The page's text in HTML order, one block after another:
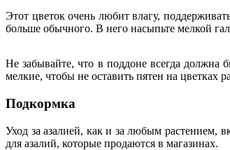
Этот цветок очень любит влагу,
больше обычного. В него насыпьте мелкой
Не забывайте, что в поддоне всегда должна
мелкие, чтобы не оставить пятен на цветках
Подкормка
Уход за азалией, как и за любым растением,
для азалий, которые продаются в магазинах.